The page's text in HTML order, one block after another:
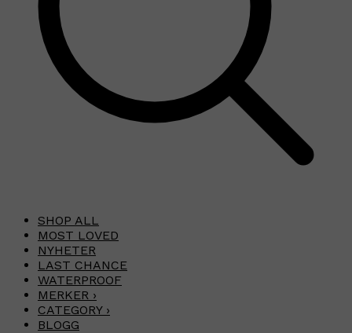
SHOP ALL
MOST LOVED
NYHETER
LAST CHANCE
WATERPROOF
MERKER ›
CATEGORY ›
BLOGG